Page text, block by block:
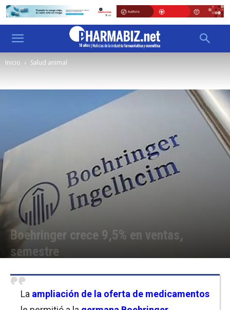
Inicio Salud animal
Boehringer crece 9,5% en ventas,
semestre
La ampliación de la oferta de medicamentos